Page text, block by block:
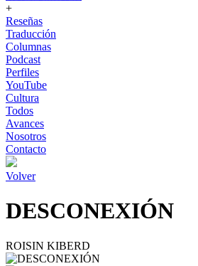
+
Reseñas
Traducción
Columnas
Podcast
Perfiles
YouTube
Cultura
Todos
Avances
Nosotros
Contacto
Volver
DESCONEXIÓN
ROISIN KIBERD